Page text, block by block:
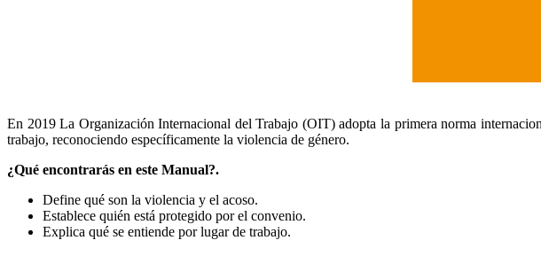
En 2019 La Organización Internacional del Trabajo (OIT) adopta la primera norma
trabajo, reconociendo específicamente la violencia de género.
¿Qué encontrarás en este Manual?.
Define qué son la violencia y el acoso.
Establece quién está protegido por el convenio.
Explica qué se entiende por lugar de trabajo.